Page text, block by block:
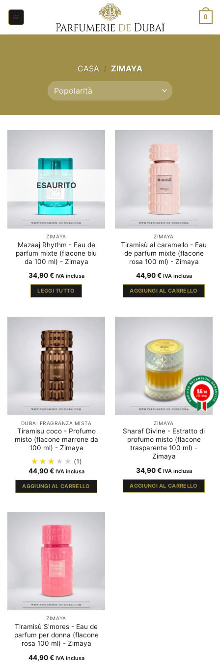
0
CASA / ZIMAYA
ESAURITO
ZIMAYA
Mazaaj Rhythm - Eau de
parfum mixte (flacone blu
da 100 ml) - Zimaya
34,90€ IVA inclusa
LEGGI TUTTO
ZIMAYA
Tiramisù al caramello - Eau
de parfum mixte (flacone
rosa 100 ml) - Zimaya
44,90€ IVA inclusa
AGGIUNGI AL CARRELLO
DUBAI FRAGRANZA MISTA
Tiramisu coco - Profumo
misto (flacone marrone da
100 ml) - Zimaya
(1)
44,90€ IVA inclusa
AGGIUNGI AL CARRELLO
ZIMAYA
Sharaf Divine - Estratto di
profumo misto (flacone
trasparente 100 ml) -
Zimaya
34,90€ IVA inclusa
AGGIUNGI AL CARRELLO
ZIMAYA
Tiramisù S'mores - Eau de
parfum per donna (flacone
rosa 100 ml) - Zimaya
44,90€ IVA inclusa
9.6/10
212 ratings